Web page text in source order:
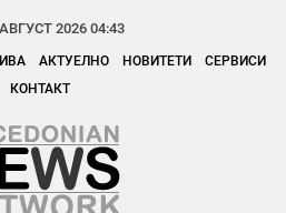
2026 04:43
АКТУЕЛНО НОВИТЕТИ
СЕРВИСИ
КОНТАКТ